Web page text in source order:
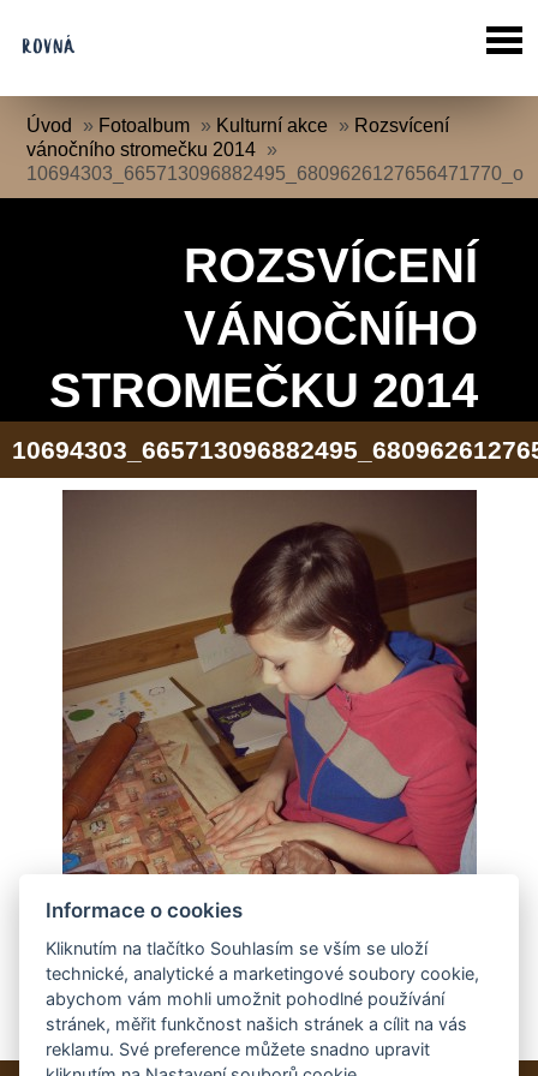
Úvod » Fotoalbum » Kulturní akce » Rozsvícení
vánočního stromečku 2014 »
10694303_665713096882495_6809626127656471770_o
ROZSVÍCENÍ
VÁNOČNÍHO
STROMEČKU 2014
Informace o cookies
Kliknutím na tlačítko Souhlasím se vším se uloží
technické, analytické a marketingové soubory cookie,
abychom vám mohli umožnit pohodlné používání
stránek, měřit funkčnost našich stránek a cílit na vás
reklamu. Své preference můžete snadno upravit